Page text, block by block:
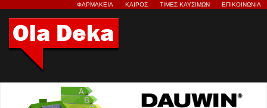
ΦΑΡΜΑΚΕΙΑ ΚΑΙΡΟΣ ΤΙΜΕΣ ΚΑΥΣΙΜΩΝ ΕΠΙΚΟΙΝΩΝΙΑ